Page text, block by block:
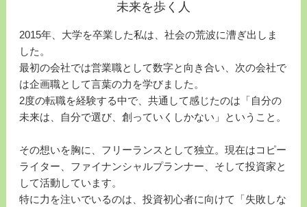
未来を歩く人
2015年、大学を卒業した私は、社会の荒波に漕ぎ出しま
した。
最初の会社では営業職として数字と向き合い、次の会社で
は企画職として言葉の力を学びました。
2度の転職を経験する中で、共通して感じたのは「自分の
未来は、自分で選び、創っていくしかない」ということ。
その想いを胸に、フリーランスとして独立。現在はコピー
ライター、ファイナンシャルプランナー、そして投資家と
して活動しています。
特に力を注いでいるのは、投資初心者に向けて「失敗しな